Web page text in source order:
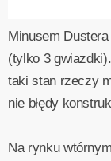
Minusem
(tylko 3
taki stan rzeczy
nie błędy
Na rynku